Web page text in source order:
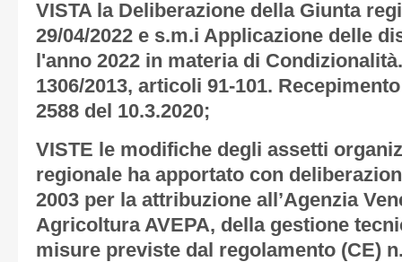
VISTA la Deliberazione della Giunta
29/04/2022 e s.m.i Applicazione delle
l'anno 2022 in materia di
1306/2013, articoli 91-101.
2588 del 10.3.2020;
VISTE le modifiche degli assetti
regionale ha apportato con
2003 per la attribuzione all’Agenzia
Agricoltura AVEPA, della gestione
misure previste dal regolamento (CE)